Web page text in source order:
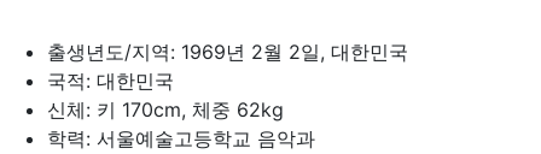
출생년도/지역: 1969년 2월 2일, 대한민국
국적: 대한민국
신체: 키 170cm, 체중 62kg
학력: 서울예술고등학교 음악과